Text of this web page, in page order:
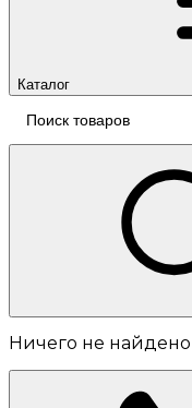
Каталог
Ничего не найдено